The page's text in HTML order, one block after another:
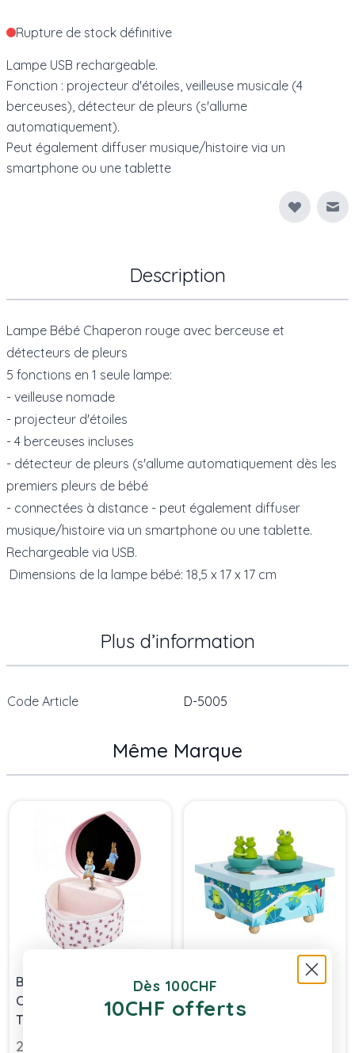
Rupture de stock définitive
Lampe USB rechargeable.
Fonction : projecteur d'étoiles, veilleuse musicale (4
berceuses), détecteur de pleurs (s'allume
automatiquement).
Peut également diffuser musique/histoire via un
smartphone ou une tablette
Description
Lampe Bébé Chaperon rouge avec berceuse et
détecteurs de pleurs
5 fonctions en 1 seule lampe:
- veilleuse nomade
- projecteur d'étoiles
- 4 berceuses incluses
- détecteur de pleurs (s'allume automatiquement dès les
premiers pleurs de bébé
- connectées à distance - peut également diffuser
musique/histoire via un smartphone ou une tablette.
Rechargeable via USB.
Dimensions de la lampe bébé: 18,5 x 17 x 17 cm
Plus d’information
Code Article D-5005
Même Marque
Boîte à bijoux musicale
Coeur Pierre le Lapin,
Trousselier
24,90 chf
Boîte à musique
Trousselier, Grenouilles
Dès 100CHF
10CHF offerts